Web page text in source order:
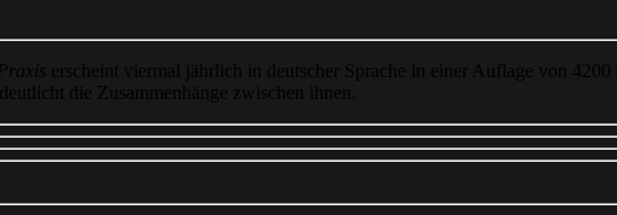
erscheint viermal jährlich in deutscher Sprache in einer Auflage von
die Zusammenhänge zwischen ihnen.